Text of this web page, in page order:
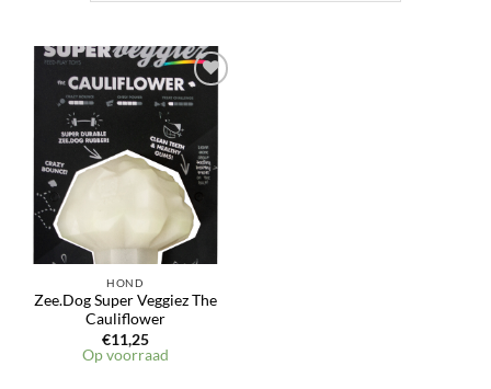
HOND
Zee.Dog Super Veggiez The
Cauliflower
€11,25
Op voorraad